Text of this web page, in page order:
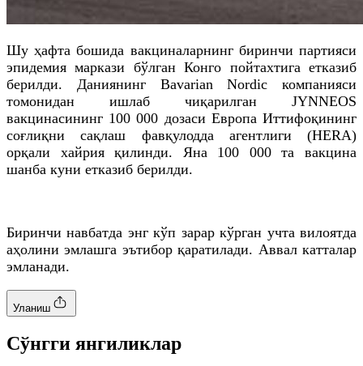
Шу ҳафта бошида вакциналарнинг биринчи партияси
эпидемия маркази бўлган Конго пойтахтига етказиб
берилди. Даниянинг Bavarian Nordic компанияси
томонидан ишлаб чиқарилган JYNNEOS
вакцинасининг 100 000 дозаси Европа Иттифоқининг
соғлиқни сақлаш фавқулодда агентлиги (HERA)
орқали хайрия қилинди. Яна 100 000 та вакцина
шанба куни етказиб берилди.
Биринчи навбатда энг кўп зарар кўрган учта вилоятда
аҳолини эмлашга эътибор қаратилади. Аввал катталар
эмланади.
Уланиш
Cўнгги янгиликлар